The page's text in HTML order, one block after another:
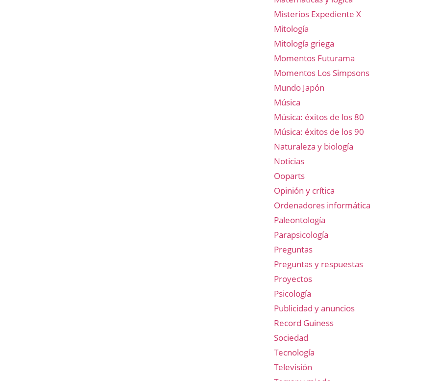
Misterios Expediente X
Mitología
Mitología griega
Momentos Futurama
Momentos Los Simpsons
Mundo Japón
Música
Música: éxitos de los 80
Música: éxitos de los 90
Naturaleza y biología
Noticias
Ooparts
Opinión y crítica
Ordenadores informática
Paleontología
Parapsicología
Preguntas
Preguntas y respuestas
Proyectos
Psicología
Publicidad y anuncios
Record Guiness
Sociedad
Tecnología
Televisión